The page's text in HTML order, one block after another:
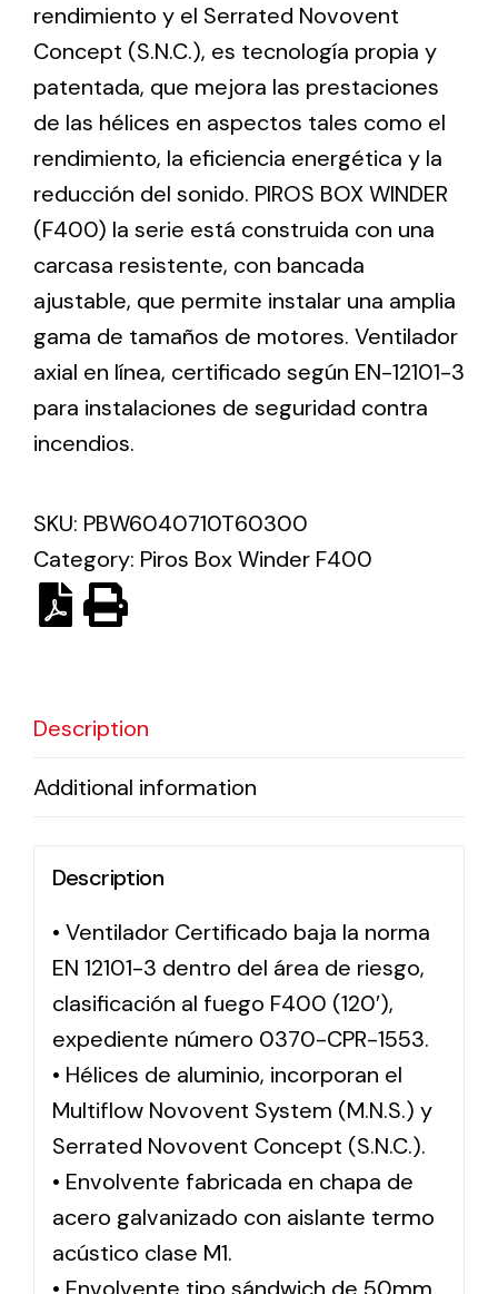
Iluminación Solar
Variedad de soluciones solares para todo tipo
de necesidades.
Solar lighting
Variety of solar solutions for all kinds of needs.
rendimiento y el Serrated Novovent
Concept (S.N.C.), es tecnología propia y
patentada, que mejora las prestaciones
de las hélices en aspectos tales como el
rendimiento, la eficiencia energética y la
reducción del sonido. PIROS BOX WINDER
(F400) la serie está construida con una
carcasa resistente, con bancada
ajustable, que permite instalar una amplia
gama de tamaños de motores. Ventilador
axial en línea, certificado según EN-12101-3
para instalaciones de seguridad contra
incendios.
SKU: PBW6040710T60300
Category: Piros Box Winder F400
Description
Additional information
Description
• Ventilador Certificado baja la norma
EN 12101-3 dentro del área de riesgo,
clasificación al fuego F400 (120′),
expediente número 0370-CPR-1553.
• Hélices de aluminio, incorporan el
Multiflow Novovent System (M.N.S.) y
Serrated Novovent Concept (S.N.C.).
• Envolvente fabricada en chapa de
acero galvanizado con aislante termo
acústico clase M1.